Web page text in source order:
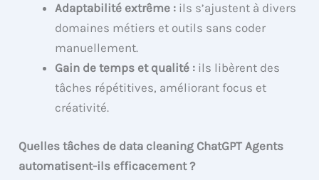
Adaptabilité extrême : ils s’ajustent à divers
domaines métiers et outils sans coder
manuellement.
Gain de temps et qualité : ils libèrent des
tâches répétitives, améliorant focus et
créativité.
Quelles tâches de data cleaning ChatGPT Agents
automatisent-ils efficacement ?